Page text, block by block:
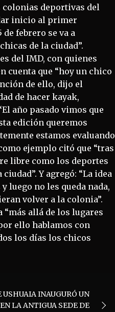
colonias deportivas del
inicio al primer
febrero se va a
de la ciudad”.
del IMD, con quienes
cuenta que “hoy un chico
de ello, dijo el
de hacer kayak,
año pasado vimos que
edición queremos
estamos evaluando
ejemplo citó que “tras
libre como los deportes
Y agregó: “La idea
luego no les queda nada,
volver a la colonia”.
allá de los lugares
ello hablamos con
los días los chicos
INAUGURÓ UN
LA ANTIGUA SEDE DE